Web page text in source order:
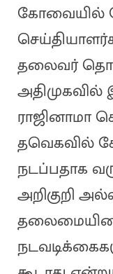
கோவையில்
தலைவர்
அதிமுகவில்
ராஜினாமா
தவெகவில்
நடப்பதாக
அறிகுறி